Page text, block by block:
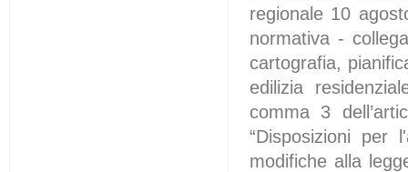
regionale 10
normativa -
cartografia,
edilizia
comma 3
“Disposizioni per
modifiche alla